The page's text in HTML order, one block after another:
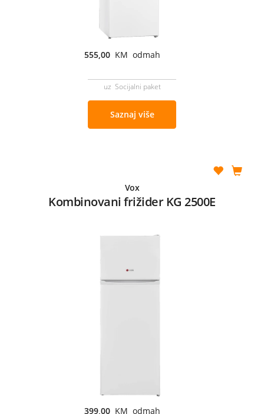
555,00 KM odmah
uz Socijalni paket
Saznaj više
Vox
Kombinovani frižider KG 2500E
399,00 KM odmah